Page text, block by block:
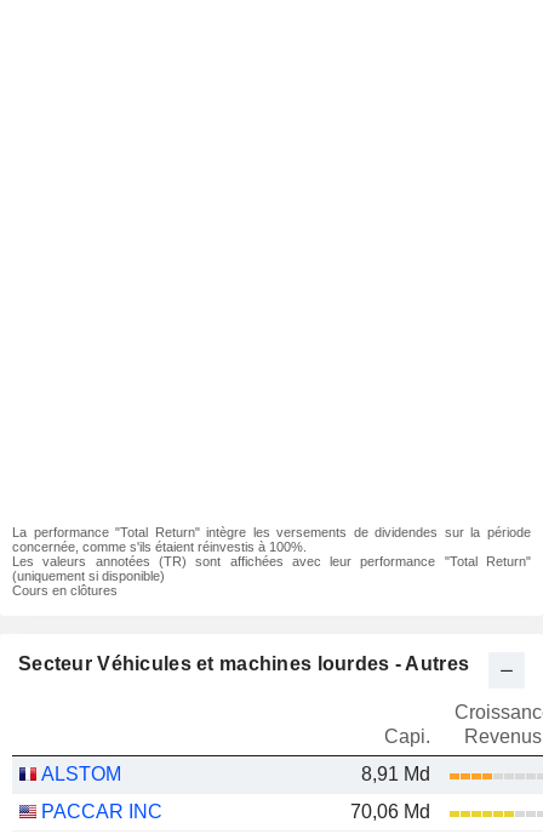
La performance "Total Return" intègre les versements de dividendes sur la période
concernée, comme s'ils étaient réinvestis à 100%.
Les valeurs annotées (TR) sont affichées avec leur performance "Total Return"
(uniquement si disponible)
Cours en clôtures
Secteur Véhicules et machines lourdes - Autres
Capi.
Revenus
ALSTOM
8,91 Md
PACCAR INC
70,06 Md